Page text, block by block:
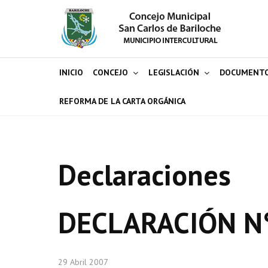
INICIO CONCEJO LEGISLACIÓN
REFORMA DE LA CARTA ORGÁNICA
Declaraciones
DECLARACIÓN
29 Abril 2007